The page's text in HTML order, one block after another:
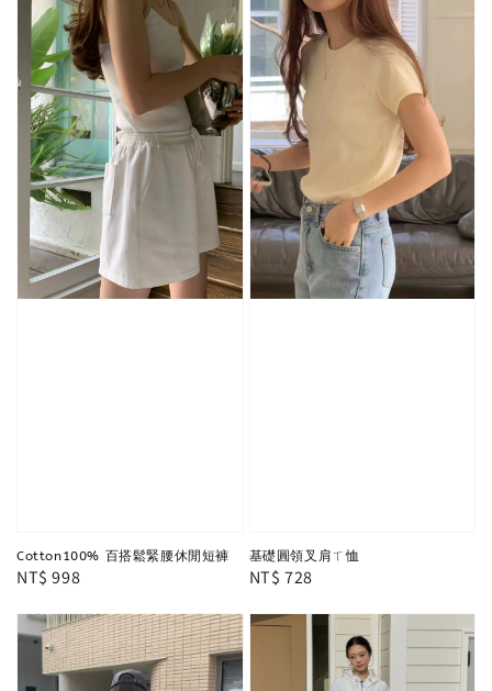
Cotton100% 百搭鬆緊腰休閒短褲
Regular
NT$ 998
基礎圓領叉肩ㄒ恤
Regular
NT$ 728